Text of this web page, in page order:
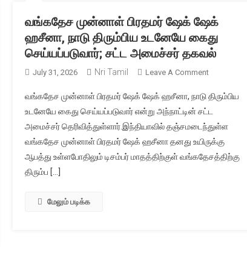
வங்கதேச முன்னாள் பிரதமர் ஷேக் ஷேக்
ஹசீனா, நாடு திரும்பிய உடனேயே கைது
செய்யப்படுவார்; சட்ட அமைச்சர் தகவல்
July 31, 2026 Nri Tamil Leave A CommentOn
முன்னாள்
பிரதமர்
ஷேக்
ஷேக்
ஹசீனா,
வங்கதேச முன்னாள் பிரதமர் ஷேக் ஷேக் ஹசீனா, நாடு திரும்பிய
உடனேயே கைது செய்யப்படுவார் என்று அந்நாட்டின் சட்ட
அமைச்சர் தெரிவித்துள்ளார்.இந்தியாவில் தஞ்சமடைந்துள்ள
வங்கதேச முன்னாள் பிரதமர் ஷேக் ஹசீனா தனது உயிருக்கு
ஆபத்து உள்ளபோதிலும் டிசம்பர் மாதத்திற்குள் வங்கதேசத்திற்கு
திரும்ப […]
மேலும் படிக்க